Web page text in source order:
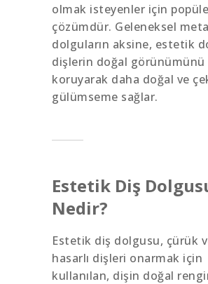
olmak isteyenler için
çözümdür. Geleneksel
dolguların aksine, estetik
dişlerin doğal görünümünü
koruyarak daha doğal ve
gülümseme sağlar.
Estetik Diş
Nedir?
Estetik diş dolgusu, çürük
hasarlı dişleri onarmak için
kullanılan, dişin doğal